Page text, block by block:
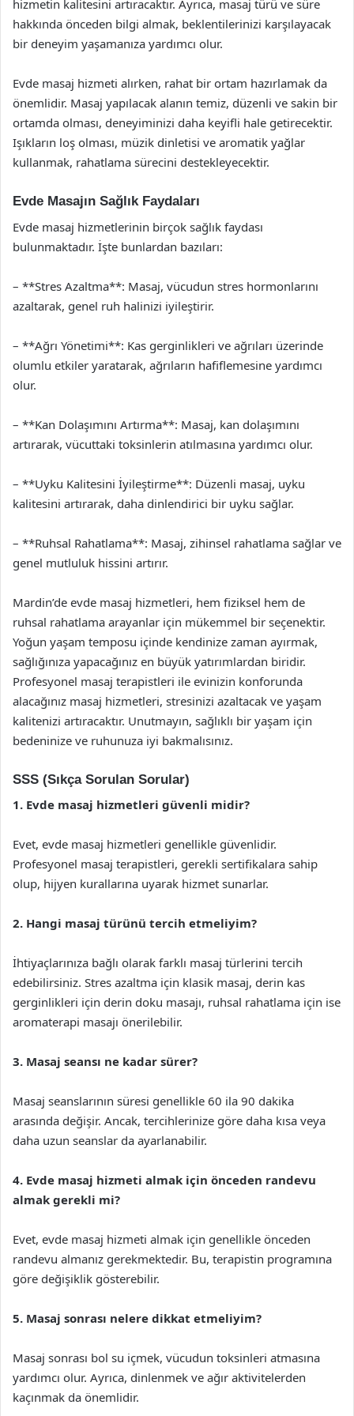
hizmetin kalitesini artıracaktır. Ayrıca, masaj türü ve süre
hakkında önceden bilgi almak, beklentilerinizi karşılayacak
bir deneyim yaşamanıza yardımcı olur.
Evde masaj hizmeti alırken, rahat bir ortam hazırlamak da
önemlidir. Masaj yapılacak alanın temiz, düzenli ve sakin bir
ortamda olması, deneyiminizi daha keyifli hale getirecektir.
Işıkların loş olması, müzik dinletisi ve aromatik yağlar
kullanmak, rahatlama sürecini destekleyecektir.
Evde Masajın Sağlık Faydaları
Evde masaj hizmetlerinin birçok sağlık faydası
bulunmaktadır. İşte bunlardan bazıları:
– **Stres Azaltma**: Masaj, vücudun stres hormonlarını
azaltarak, genel ruh halinizi iyileştirir.
– **Ağrı Yönetimi**: Kas gerginlikleri ve ağrıları üzerinde
olumlu etkiler yaratarak, ağrıların hafiflemesine yardımcı
olur.
– **Kan Dolaşımını Artırma**: Masaj, kan dolaşımını
artırarak, vücuttaki toksinlerin atılmasına yardımcı olur.
– **Uyku Kalitesini İyileştirme**: Düzenli masaj, uyku
kalitesini artırarak, daha dinlendirici bir uyku sağlar.
– **Ruhsal Rahatlama**: Masaj, zihinsel rahatlama sağlar ve
genel mutluluk hissini artırır.
Mardin’de evde masaj hizmetleri, hem fiziksel hem de
ruhsal rahatlama arayanlar için mükemmel bir seçenektir.
Yoğun yaşam temposu içinde kendinize zaman ayırmak,
sağlığınıza yapacağınız en büyük yatırımlardan biridir.
Profesyonel masaj terapistleri ile evinizin konforunda
alacağınız masaj hizmetleri, stresinizi azaltacak ve yaşam
kalitenizi artıracaktır. Unutmayın, sağlıklı bir yaşam için
bedeninize ve ruhunuza iyi bakmalısınız.
SSS (Sıkça Sorulan Sorular)
1. Evde masaj hizmetleri güvenli midir?
Evet, evde masaj hizmetleri genellikle güvenlidir.
Profesyonel masaj terapistleri, gerekli sertifikalara sahip
olup, hijyen kurallarına uyarak hizmet sunarlar.
2. Hangi masaj türünü tercih etmeliyim?
İhtiyaçlarınıza bağlı olarak farklı masaj türlerini tercih
edebilirsiniz. Stres azaltma için klasik masaj, derin kas
gerginlikleri için derin doku masajı, ruhsal rahatlama için ise
aromaterapi masajı önerilebilir.
3. Masaj seansı ne kadar sürer?
Masaj seanslarının süresi genellikle 60 ila 90 dakika
arasında değişir. Ancak, tercihlerinize göre daha kısa veya
daha uzun seanslar da ayarlanabilir.
4. Evde masaj hizmeti almak için önceden randevu
almak gerekli mi?
Evet, evde masaj hizmeti almak için genellikle önceden
randevu almanız gerekmektedir. Bu, terapistin programına
göre değişiklik gösterebilir.
5. Masaj sonrası nelere dikkat etmeliyim?
Masaj sonrası bol su içmek, vücudun toksinleri atmasına
yardımcı olur. Ayrıca, dinlenmek ve ağır aktivitelerden
kaçınmak da önemlidir.